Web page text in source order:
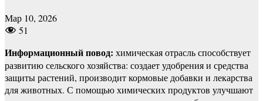
Мар 10, 2026
51
Информационный повод: химическая отрасль способствует
развитию сельского хозяйства: создает удобрения и средства
защиты растений, производит кормовые добавки и лекарства
для животных. С помощью химических продуктов улучшают